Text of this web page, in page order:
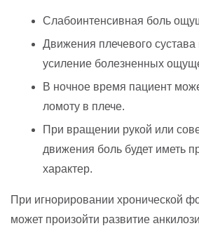
Слабоинтенсивная боль
Движения плечевого
усиление болезненных
В ночное время пациент
ломоту в плече.
При вращении рукой или
движения боль будет иметь
характер.
При игнорировании хронической
может произойти развитие